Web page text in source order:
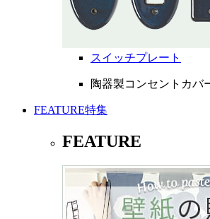
スイッチプレート
陶器製コンセントカバ
FEATURE特集
FEATURE